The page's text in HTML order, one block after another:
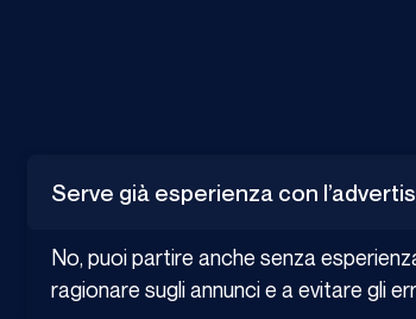
Serve già esperienza con
No, puoi partire anche senza
ragionare sugli annunci e a evitare gli